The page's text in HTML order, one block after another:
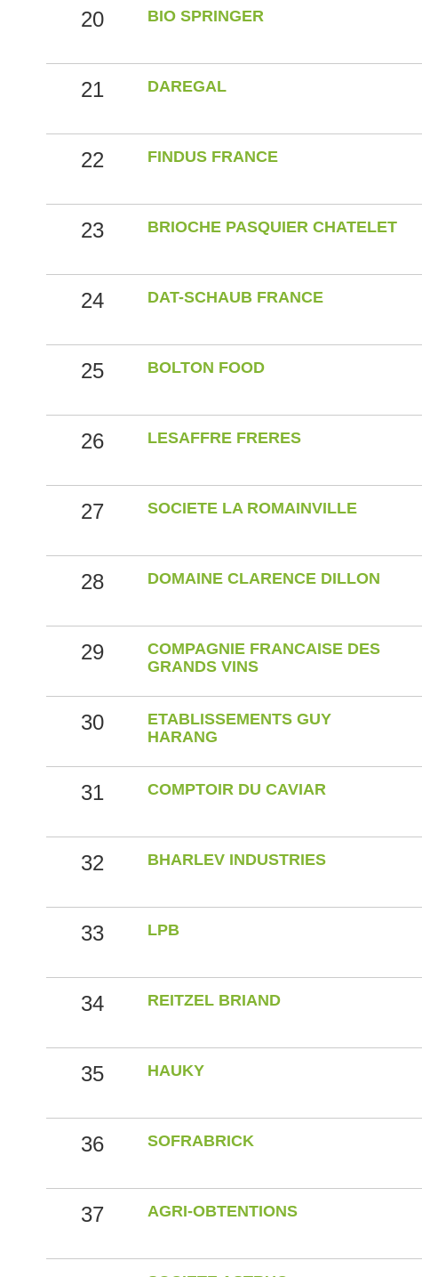
20 BIO SPRINGER
21 DAREGAL
22 FINDUS FRANCE
23 BRIOCHE PASQUIER CHATELET
24 DAT-SCHAUB FRANCE
25 BOLTON FOOD
26 LESAFFRE FRERES
27 SOCIETE LA ROMAINVILLE
28 DOMAINE CLARENCE DILLON
29
COMPAGNIE FRANCAISE DES
GRANDS VINS
30
ETABLISSEMENTS GUY
HARANG
31 COMPTOIR DU CAVIAR
32 BHARLEV INDUSTRIES
33 LPB
34 REITZEL BRIAND
35 HAUKY
36 SOFRABRICK
37 AGRI-OBTENTIONS